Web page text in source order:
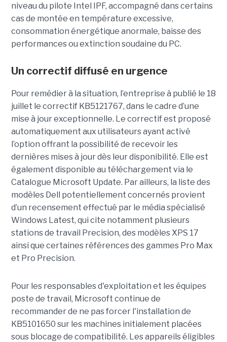
niveau du pilote Intel IPF, accompagné dans certains
cas de montée en température excessive,
consommation énergétique anormale, baisse des
performances ou extinction soudaine du PC.
Un correctif diffusé en urgence
Pour remédier à la situation, l’entreprise à publié le 18
juillet le correctif KB5121767, dans le cadre d’une
mise à jour exceptionnelle. Le correctif est proposé
automatiquement aux utilisateurs ayant activé
l’option offrant la possibilité de recevoir les
dernières mises à jour dès leur disponibilité. Elle est
également disponible au téléchargement via le
Catalogue Microsoft Update. Par ailleurs, la liste des
modèles Dell potentiellement concernés provient
d’un recensement effectué par le média spécialisé
Windows Latest, qui cite notamment plusieurs
stations de travail Precision, des modèles XPS 17
ainsi que certaines références des gammes Pro Max
et Pro Precision.
Pour les responsables d'exploitation et les équipes
poste de travail, Microsoft continue de
recommander de ne pas forcer l'installation de
KB5101650 sur les machines initialement placées
sous blocage de compatibilité. Les appareils éligibles